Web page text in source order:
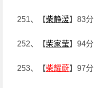
251、【柴静湲】83分
252、【柴家莹】94分
253、【柴耀蔚】97分